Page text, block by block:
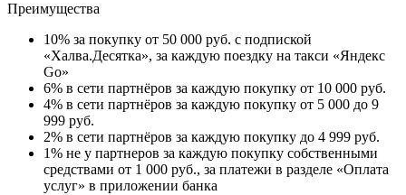
Преимущества
10% за покупку от 50 000 руб. с подпиской
«Халва.Десятка», за каждую поездку на такси «Яндекс
Go»
6% в сети партнёров за каждую покупку от 10 000 руб.
4% в сети партнёров за каждую покупку от 5 000 до 9
999 руб.
2% в сети партнёров за каждую покупку до 4 999 руб.
1% не у партнеров за каждую покупку собственными
средствами от 1 000 руб., за платежи в разделе «Оплата
услуг» в приложении банка